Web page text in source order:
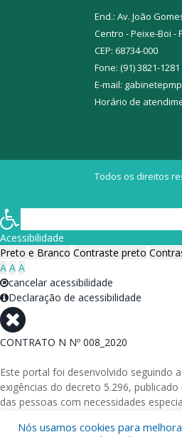
End.: Av. João
Centro - Peixe-Boi -
CEP: 68734-000
Fone: (91) 3821-1281
E-mail:
Horário de
Todos os direitos
Nós usamos cookies para
Acessibilidade
Preto e Branco Contraste preto
A A A
cancelar acessibilidade
Declaração de acessibilidade
CONTRATO N Nº 008_2020
Este portal foi desenvolvido seguindo
exigências do decreto 5.296,
das pessoas com necessidades
Além de validações automáticas,